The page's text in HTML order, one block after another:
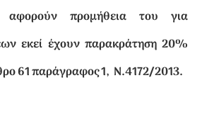
αφορούν προμήθεια του για
εκεί έχουν παρακράτηση 20%
61 παράγραφος 1, Ν.4172/2013.